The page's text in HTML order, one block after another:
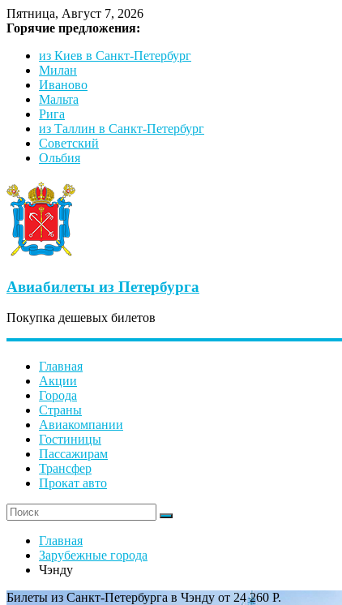
Пятница, Август 7, 2026
Горячие предложения:
из Киев в Санкт-Петербург
Милан
Иваново
Мальта
Рига
из Таллин в Санкт-Петербург
Советский
Ольбия
Авиабилеты из Петербурга
Покупка дешевых билетов
Главная
Акции
Города
Страны
Авиакомпании
Гостиницы
Пассажирам
Трансфер
Прокат авто
Главная
Зарубежные города
Чэнду
Билеты из Санкт-Петербурга в Чэнду от 24 260 Р.